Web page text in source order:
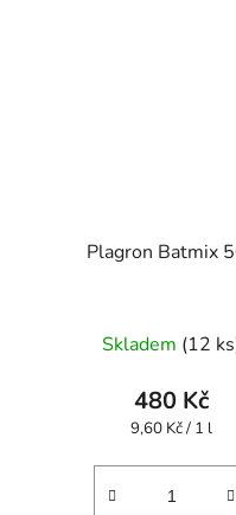
Plagron Batmix
Skladem (12
480 Kč
Měrná
9,60 Kč / 1 l